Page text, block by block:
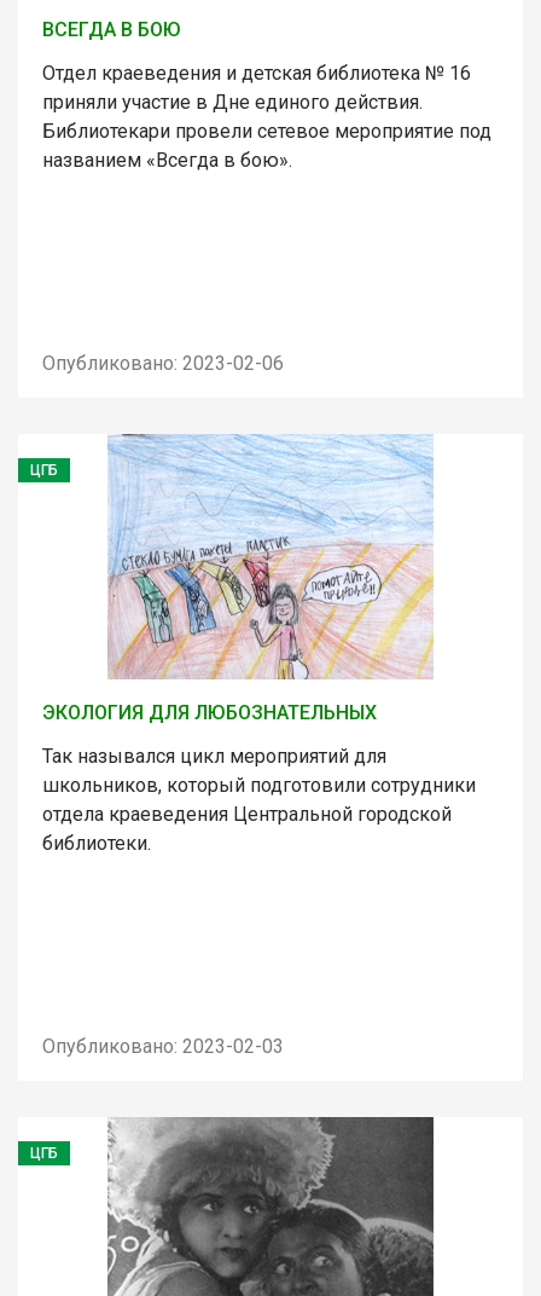
ВСЕГДА В БОЮ
Отдел краеведения и детская библиотека № 16
приняли участие в Дне единого действия.
Библиотекари провели сетевое мероприятие под
названием «Всегда в бою».
Опубликовано: 2023-02-06
ЦГБ
ЭКОЛОГИЯ ДЛЯ ЛЮБОЗНАТЕЛЬНЫХ
Так назывался цикл мероприятий для
школьников, который подготовили сотрудники
отдела краеведения Центральной городской
библиотеки.
Опубликовано: 2023-02-03
ЦГБ